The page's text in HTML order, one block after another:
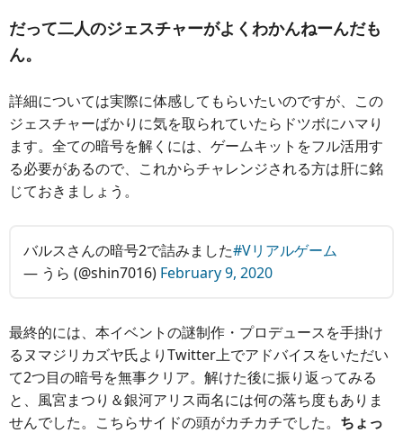
だって二人のジェスチャーがよくわかんねーんだも
ん。
詳細については実際に体感してもらいたいのですが、この
ジェスチャーばかりに気を取られていたらドツボにハマり
ます。全ての暗号を解くには、ゲームキットをフル活用す
る必要があるので、これからチャレンジされる方は肝に銘
じておきましょう。
バルスさんの暗号2で詰みました#Vリアルゲーム
— うら (@shin7016) February 9, 2020
最終的には、本イベントの謎制作・プロデュースを手掛け
るヌマジリカズヤ氏よりTwitter上でアドバイスをいただい
て2つ目の暗号を無事クリア。解けた後に振り返ってみる
と、風宮まつり＆銀河アリス両名には何の落ち度もありま
せんでした。こちらサイドの頭がカチカチでした。 ちょっ